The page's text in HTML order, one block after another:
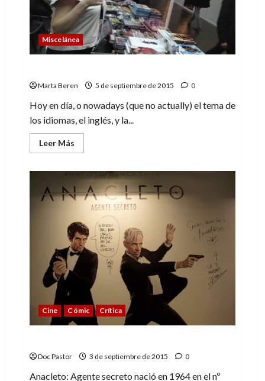
Miscelánea
Marta Beren 5 de septiembre de 2015 0
Hoy en día, o nowadays (que no actually) el tema de
los idiomas, el inglés, y la...
Leer Más
más
La
importancia
de
la
traducción
Cine Cómic Crítica
Doc Pastor 3 de septiembre de 2015 0
Anacleto: Agente secreto nació en 1964 en el nº